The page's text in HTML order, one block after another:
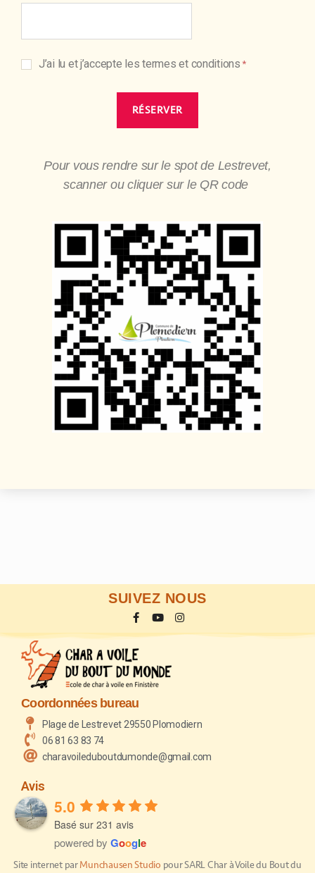
J’ai lu et j’accepte les termes et conditions
Pour vous rendre sur le spot de Lestrevet,
scanner ou cliquer sur le QR code
SUIVEZ NOUS
Coordonnées bureau
Plage de Lestrevet 29550 Plomodiern
06 81 63 83 74
charavoileduboutdumonde@gmail.com
Avis
5.0
Basé sur 231 avis
powered by Google
Site internet parMunchausen Studio pour SARL Char à Voile du Bout du